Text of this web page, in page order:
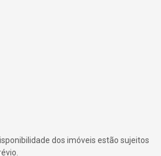
dos imóveis estão sujeitos